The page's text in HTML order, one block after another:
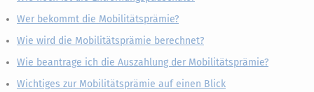
Wer bekommt die Mobilitätsprämie?
Wie wird die Mobilitätsprämie berechnet?
Wie beantrage ich die Auszahlung der Mobilitätsprämie?
Wichtiges zur Mobilitätsprämie auf einen Blick